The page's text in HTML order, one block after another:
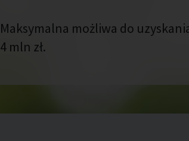
Maksymalna możliwa do
4 mln zł.